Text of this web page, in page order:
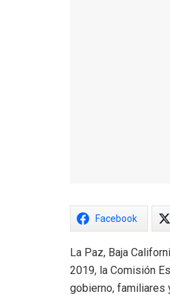
Facebook
La Paz, Baja
2019, la Comisión
gobierno, familiares